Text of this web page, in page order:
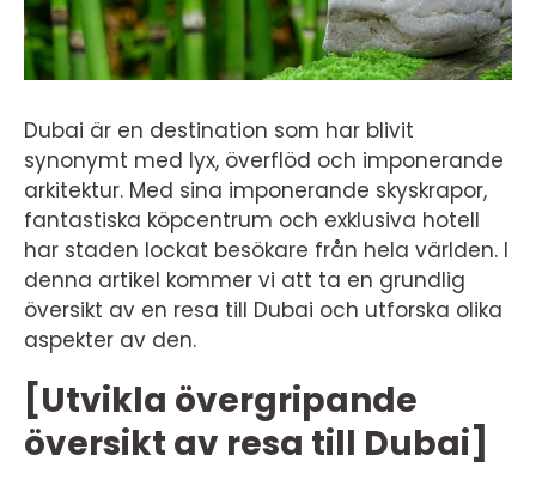
Dubai är en destination som har blivit
synonymt med lyx, överflöd och imponerande
arkitektur. Med sina imponerande skyskrapor,
fantastiska köpcentrum och exklusiva hotell
har staden lockat besökare från hela världen. I
denna artikel kommer vi att ta en grundlig
översikt av en resa till Dubai och utforska olika
aspekter av den.
[Utvikla övergripande
översikt av resa till Dubai]